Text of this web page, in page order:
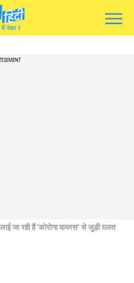
जा रही हैं ‘कोरोना वायरस’ से जुड़ी ग़लत